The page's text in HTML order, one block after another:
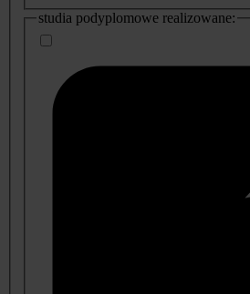
studia podyplomowe realizowane: